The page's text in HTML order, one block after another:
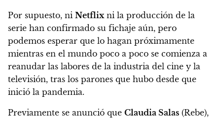
Por supuesto, ni Netflix ni la producción de la
serie han confirmado su fichaje aún, pero
podemos esperar que lo hagan próximamente
mientras en el mundo poco a poco se comienza a
reanudar las labores de la industria del cine y la
televisión, tras los parones que hubo desde que
inició la pandemia.
Previamente se anunció que Claudia Salas (Rebe),